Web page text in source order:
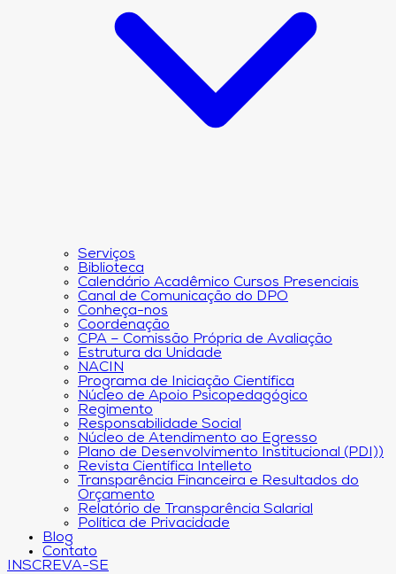
Serviços
Biblioteca
Calendário Acadêmico Cursos Presenciais
Canal de Comunicação do DPO
Conheça-nos
Coordenação
CPA – Comissão Própria de Avaliação
Estrutura da Unidade
NACIN
Programa de Iniciação Científica
Núcleo de Apoio Psicopedagógico
Regimento
Responsabilidade Social
Núcleo de Atendimento ao Egresso
Plano de Desenvolvimento Institucional (PDI))
Revista Científica Intelleto
Transparência Financeira e Resultados do
Orçamento
Relatório de Transparência Salarial
Política de Privacidade
Blog
Contato
INSCREVA-SE